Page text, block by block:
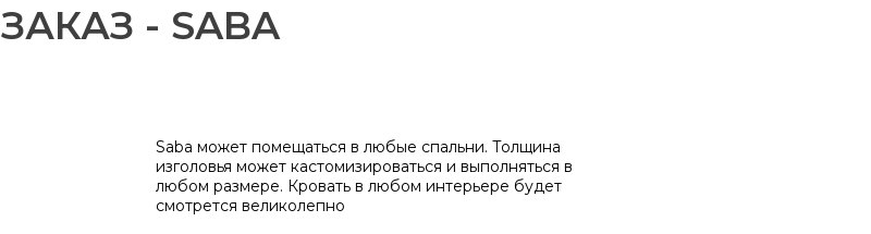
ЗАКАЗ - SABA
Saba может помещаться в любые спальни. Толщина
изголовья может кастомизироваться и выполняться в
любом размере. Кровать в любом интерьере будет
смотрется великолепно